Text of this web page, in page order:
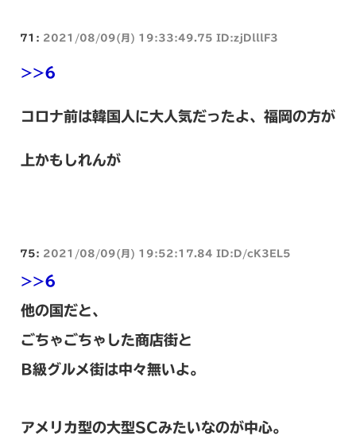
71: 2021/08/09(月) 19:33:49.75 ID:zjDlllF3
>>6
コロナ前は韓国人に大人気だったよ、福岡の方が
上かもしれんが
75: 2021/08/09(月) 19:52:17.84 ID:D/cK3EL5
>>6
他の国だと、
ごちゃごちゃした商店街と
B級グルメ街は中々無いよ。
アメリカ型の大型SCみたいなのが中心。